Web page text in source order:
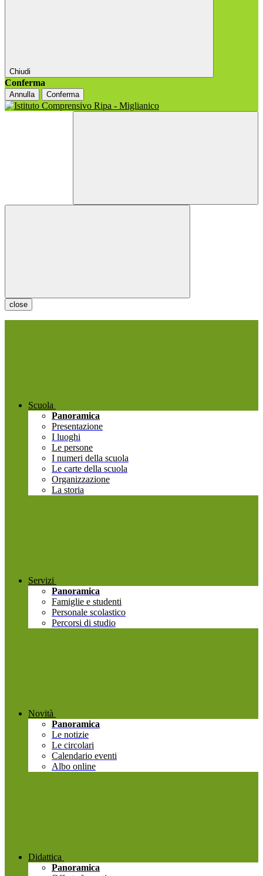
Chiudi
Conferma
Annulla Conferma
close
Scuola
Panoramica
Presentazione
I luoghi
Le persone
I numeri della scuola
Le carte della scuola
Organizzazione
La storia
Servizi
Panoramica
Famiglie e studenti
Personale scolastico
Percorsi di studio
Novità
Panoramica
Le notizie
Le circolari
Calendario eventi
Albo online
Didattica
Panoramica